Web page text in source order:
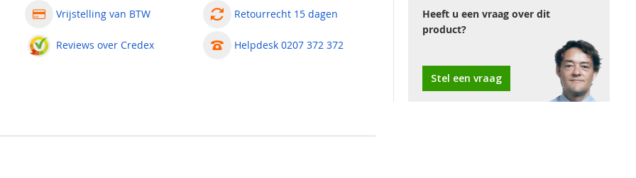
Vrijstelling van BTW
Reviews over Credex
Retourrecht 15 dagen
Helpdesk 0207 372 372
Heeft u een vraag over dit
product?
Stel een vraag
voor Reflectors